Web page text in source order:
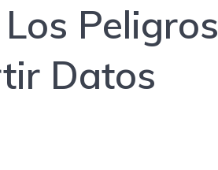
Peligros
Datos